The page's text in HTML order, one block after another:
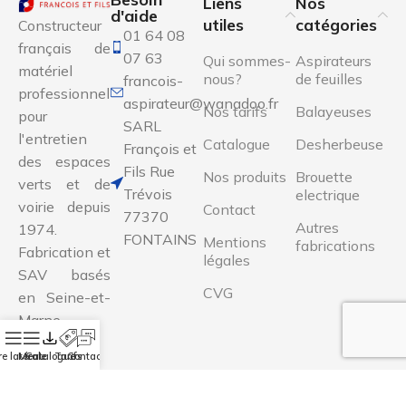
Constructeur
français de
matériel
professionnel
pour
l'entretien
des espaces
verts et de
voirie depuis
1974.
Fabrication et
SAV basés
en Seine-et-
Marne.
d'aide
01 64 08
07 63
francois-
aspirateur@wanadoo.fr
SARL
François et
Fils Rue
Trévois
77370
FONTAINS
utiles
Qui sommes-
nous?
Nos tarifs
Catalogue
Nos produits
Contact
Mentions
légales
CVG
catégories
Aspirateurs
de feuilles
Balayeuses
Desherbeuse
Brouette
electrique
Autres
fabrications
latérale
Menu
Catalogue
TarifsContact